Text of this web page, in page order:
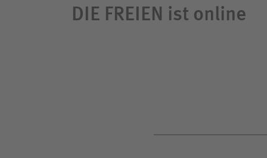
DIE FREIEN ist online